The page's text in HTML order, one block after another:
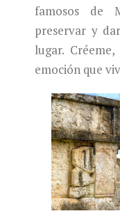
famosos de
preservar y
lugar.
emoción que